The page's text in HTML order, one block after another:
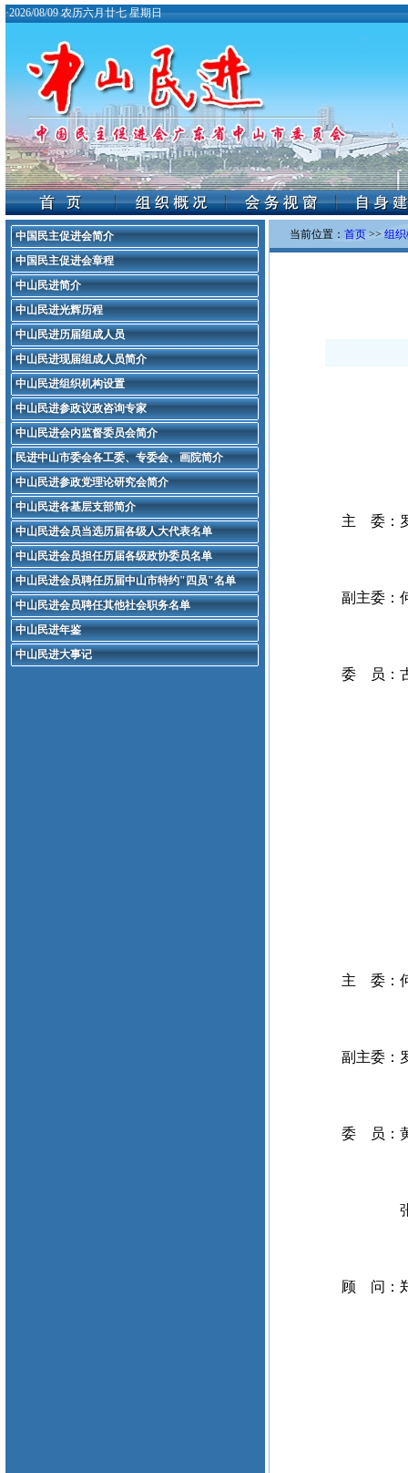
·2026/08/09 农历六月廿七 星期日
中国民主促进会简介
中国民主促进会章程
中山民进简介
中山民进光辉历程
中山民进历届组成人员
中山民进现届组成人员简介
中山民进组织机构设置
中山民进参政议政咨询专家
中山民进会内监督委员会简介
民进中山市委会各工委、专委会、画院简介
中山民进参政党理论研究会简介
中山民进各基层支部简介
中山民进会员当选历届各级人大代表名单
中山民进会员担任历届各级政协委员名单
中山民进会员聘任历届中山市特约"四员"名单
中山民进会员聘任其他社会职务名单
中山民进年鉴
中山民进大事记
当前位置： 首页 >> 组
主 委：罗
副主委：
委 员：
主 委：
副主委：
委 员：
张伯
顾 问：